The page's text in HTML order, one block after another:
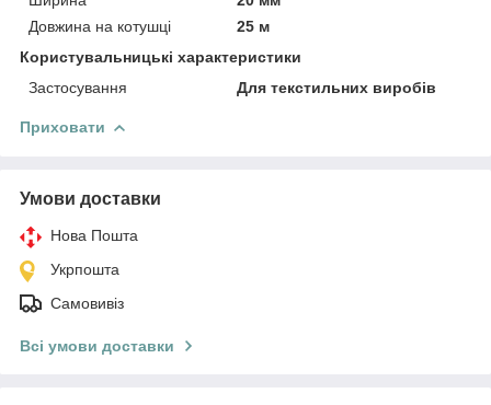
Довжина на котушці
25 м
Користувальницькі характеристики
Застосування
Для текстильних виробів
Приховати
Умови доставки
Нова Пошта
Укрпошта
Самовивіз
Всі умови доставки